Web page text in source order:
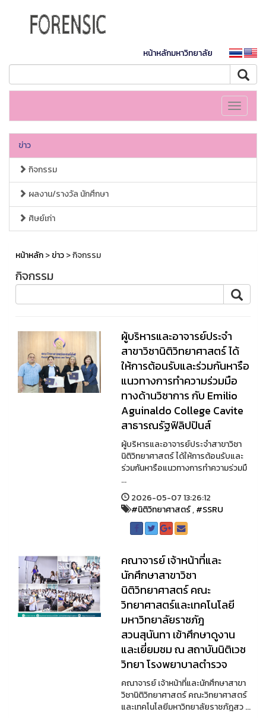
หน้าหลักมหาวิทยาลัย
Toggle
ข่าว
กิจกรรม
ผลงาน/รางวัล นักศึกษา
ศิษย์เก่า
หน้าหลัก>ข่าว> กิจกรรม
กิจกรรม
ผู้บริหารและอาจารย์ประจำ
สาขาวิชานิติวิทยาศาสตร์ ได้
ให้การต้อนรับและร่วมกันหารือ
แนวทางการทำความร่วมมือ
ทางด้านวิชาการ กับ Emilio
Aguinaldo College Cavite
สาธารณรัฐฟิลิปปินส์
ผู้บริหารและอาจารย์ประจำสาขาวิชา
นิติวิทยาศาสตร์ ได้ให้การต้อนรับและ
ร่วมกันหารือแนวทางการทำความร่วมมื
...
2026-05-07 13:26:12
#นิติวิทยาศาสตร์,#SSRU
คณาจารย์ เจ้าหน้าที่และ
นักศึกษาสาขาวิชา
นิติวิทยาศาสตร์ คณะ
วิทยาศาสตร์และเทคโนโลยี
มหาวิทยาลัยราชภัฎ
สวนสุนันทา เข้าศึกษาดูงาน
และเยี่ยมชม ณ สถาบันนิติเวช
วิทยา โรงพยาบาลตำรวจ
คณาจารย์ เจ้าหน้าที่และนักศึกษาสาขา
วิชานิติวิทยาศาสตร์ คณะวิทยาศาสตร์
และเทคโนโลยีมหาวิทยาลัยราชภัฎสว ...